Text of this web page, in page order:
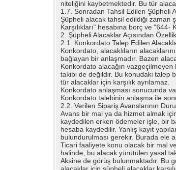
niteliğini kaybetmektedir. Bu tür
1.7. Sonradan Tahsil Edilen Şüpheli
Şüpheli alacak tahsil edildiği zaman
Karşılıkları" hesabına borç ve "644-
2. Şüpheli Alacaklar Açısından
2.1. Konkordato Talep Edilen
Konkordato, alacaklıların
bağlayan bir anlaşmadır. Bazen
Konkordato alacağın
takibi de değildir. Bu konudaki talep
tür alacaklar için karşılık ayrılamaz.
Konkordato anlaşması sonucunda
Konkordato talebinin anlaşma ile
2.2. Verilen Sipariş Avanslarının
Avans bir mal ya da hizmet almak
kaydedilen erken ödemeler işle, bir
hesaba kaydedilir. Yanlış kayıt
bulundurulması gerekir. Burada ele
Ticari faaliyete konu olacak bir mal
halinde, bu alacak yürütülen yasal
Aksine de görüş bulunmaktadır. Bu